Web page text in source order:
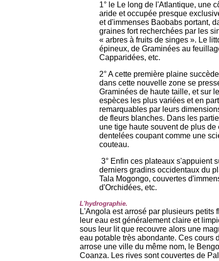
1° le Le long de l'Atlantique, une
aride et occupée presque
et d'immenses Baobabs portant,
graines fort recherchées par les
« arbres à fruits de singes ». Le
épineux, de Graminées au
Capparidées, etc.
2° A cette première plaine
dans cette nouvelle zone se
Graminées de haute taille, et sur
espèces les plus variées et en
remarquables par leurs
de fleurs blanches. Dans les
une tige haute souvent de plus
dentelées coupant comme une
couteau.
3° Enfin ces plateaux s'appuient
derniers gradins occidentaux du
Tala Mogongo, couvertes
d'Orchidées, etc.
L'hydrographie.
L'Angola est arrosé par plusieurs petits
leur eau est généralement claire et
sous leur lit que recouvre alors une
eau potable très abondante. Ces cours
arrose une ville du même nom, le
Coanza. Les rives sont couvertes de